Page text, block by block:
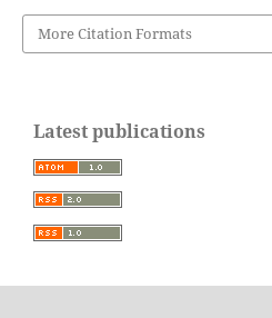
More Citation Formats
Latest publications